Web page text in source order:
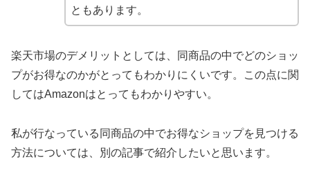
ともあります。
楽天市場のデメリットとしては、同商品の中でどのショッ
プがお得なのかがとってもわかりにくいです。この点に関
してはAmazonはとってもわかりやすい。
私が行なっている同商品の中でお得なショップを見つける
方法については、別の記事で紹介したいと思います。